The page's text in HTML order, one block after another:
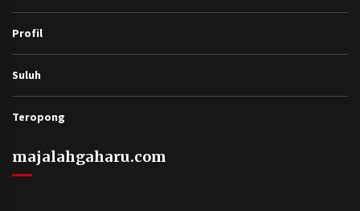
Profil
Suluh
Teropong
majalahgaharu.com